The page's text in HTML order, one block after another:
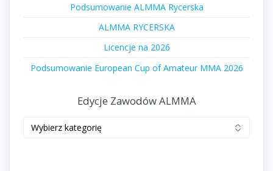
Podsumowanie ALMMA Rycerska
ALMMA RYCERSKA
Licencje na 2026
Podsumowanie European Cup of Amateur MMA 2026
Edycje Zawodów ALMMA